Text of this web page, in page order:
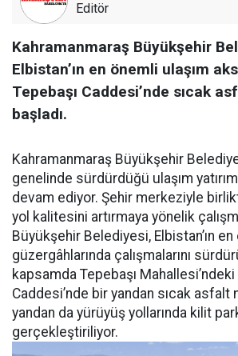
Editör
Kahramanmaraş Büyükşehir
Elbistan’ın en önemli ulaşım
Tepebaşı Caddesi’nde sıcak
başladı.
Kahramanmaraş Büyükşehir
genelinde sürdürdüğü ulaşım
devam ediyor. Şehir merkeziyle
yol kalitesini artırmaya yönelik
Büyükşehir Belediyesi, Elbistan’ın
güzergâhlarında çalışmalarını
kapsamda Tepebaşı Mahallesi’ndeki
Caddesi’nde bir yandan sıcak asfalt
yandan da yürüyüş yollarında kilit
gerçekleştiriliyor.